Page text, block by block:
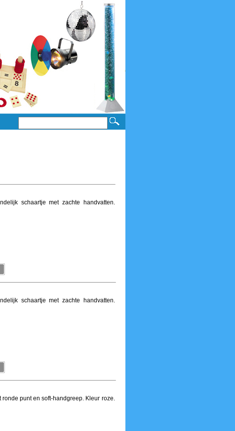
schaartje met zachte handvatten.
schaartje met zachte handvatten.
ronde punt en soft-handgreep. Kleur roze.